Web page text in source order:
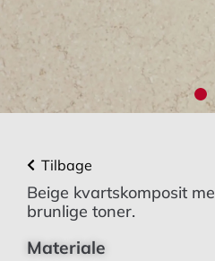
Tilbage
Beige kvartskomposit
brunlige toner.
Materiale